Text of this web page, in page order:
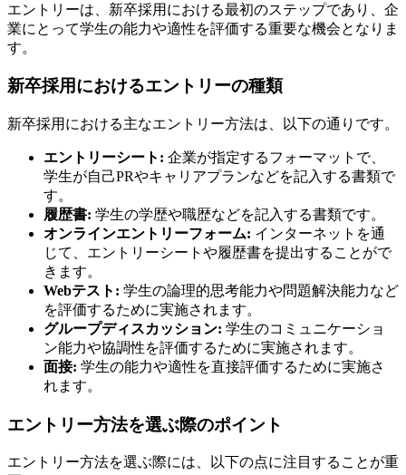
エントリーは、新卒採用における最初のステップであり、企
業にとって学生の能力や適性を評価する重要な機会となりま
す。
新卒採用におけるエントリーの種類
新卒採用における主なエントリー方法は、以下の通りです。
エントリーシート: 企業が指定するフォーマットで、
学生が自己PRやキャリアプランなどを記入する書類で
す。
履歴書: 学生の学歴や職歴などを記入する書類です。
オンラインエントリーフォーム: インターネットを通
じて、エントリーシートや履歴書を提出することがで
きます。
Webテスト: 学生の論理的思考能力や問題解決能力など
を評価するために実施されます。
グループディスカッション: 学生のコミュニケーショ
ン能力や協調性を評価するために実施されます。
面接: 学生の能力や適性を直接評価するために実施さ
れます。
エントリー方法を選ぶ際のポイント
エントリー方法を選ぶ際には、以下の点に注目することが重